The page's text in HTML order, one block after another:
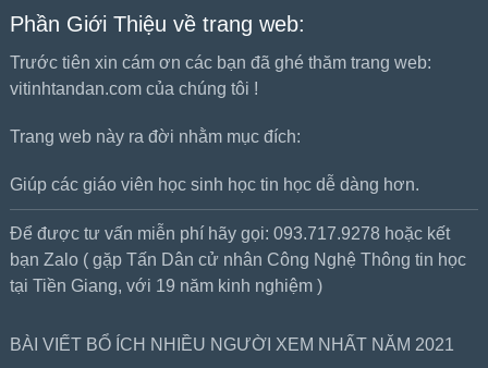
Phần Giới Thiệu về trang web:
Trước tiên xin cám ơn các bạn đã ghé thăm trang web:
vitinhtandan.com của chúng tôi !
Trang web này ra đời nhằm mục đích:
Giúp các giáo viên học sinh học tin học dễ dàng hơn.
Để được tư vấn miễn phí hãy gọi: 093.717.9278 hoặc kết
bạn Zalo ( gặp Tấn Dân cử nhân Công Nghệ Thông tin học
tại Tiền Giang, với 19 năm kinh nghiệm )
BÀI VIẾT BỔ ÍCH NHIỀU NGƯỜI XEM NHẤT NĂM 2021